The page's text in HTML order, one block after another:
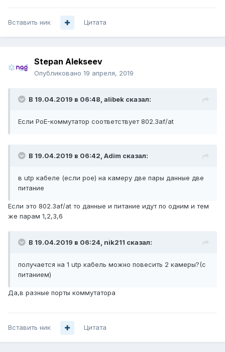
Вставить ник Цитата
Stepan Alekseev
Опубликовано 19 апреля, 2019
В 19.04.2019 в 06:48, alibek сказал:
Если PoE-коммутатор соответствует 802.3af/at
В 19.04.2019 в 06:42, Adim сказал:
в utp кабеле (если poe) на камеру две пары данные две
питание
Если это 802.3af/at то данные и питание идут по одним и тем
же парам 1,2,3,6
В 19.04.2019 в 06:24, nik211 сказал:
получается на 1 utp кабель можно повесить 2 камеры?(с
питанием)
Да,в разные порты коммутатора
Вставить ник Цитата